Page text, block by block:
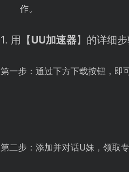
作。
1. 用【UU加速器】的详细
第一步：通过下方下载按钮，即
第二步：添加并对话U妹，领取